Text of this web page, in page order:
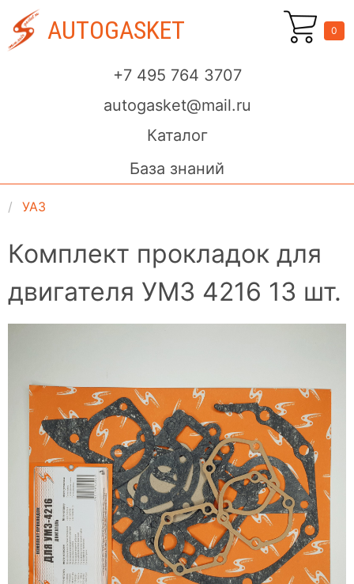
AUTOGASKET
+7 495 764 3707
autogasket@mail.ru
Каталог
База знаний
0
УАЗ
Комплект прокладок для
двигателя УМЗ 4216 13 шт.